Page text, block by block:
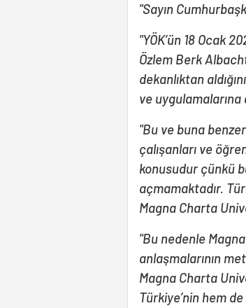
"Sayın
"YÖK’ün 18 Ocak
Özlem Berk
dekanlıktan
ve
"Bu ve buna
çalışanları ve
konusudur çünkü
açmamaktadır.
Magna Charta
"Bu nedenle
anlaşmalarının
Magna Charta
Türkiye’nin hem